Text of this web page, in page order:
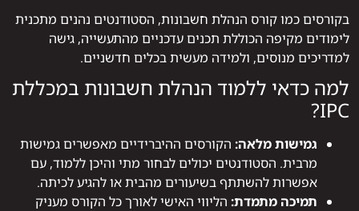
בקורסים כמו קורס הנהלת חשבונות, הסטודנטים נהנים מתכנית
לימודים מקיפה הכוללת תכנים עדכניים מהתעשייה, גישה
למדריכים מנוסים, ולמידה מעשית בכלים חדשניים.
למה כדאי ללמוד הנהלת חשבונות במכללת
IPC?
גמישות מלאה: הקורסים ההיברידיים מאפשרים גמישות
מרבית. הסטודנטים יכולים לבחור מתי והיכן ללמוד, עם
אפשרות להשתתף בשיעורים מהבית או להגיע לכיתה.
תמיכה מתמדת: הליווי האישי לאורך כל הקורס מעניק